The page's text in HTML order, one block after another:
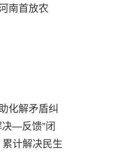
南首放农
化解矛盾纠
—反馈”闭
计解决民生